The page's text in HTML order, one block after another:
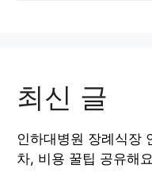
최신 글
인하대병원 장례식장
차, 비용 꿀팁 공유해요